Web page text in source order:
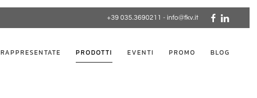
+39 035.3690211 - info@fkv.it
RAPPRESENTATE PRODOTTI EVENTI PROMO BLOG